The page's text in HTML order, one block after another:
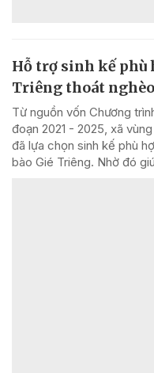
Hỗ trợ sinh kế phù
Triêng thoát nghèo
Từ nguồn vốn Chương
đoạn 2021 - 2025, xã
đã lựa chọn sinh kế phù
bào Gié Triêng. Nhờ đó